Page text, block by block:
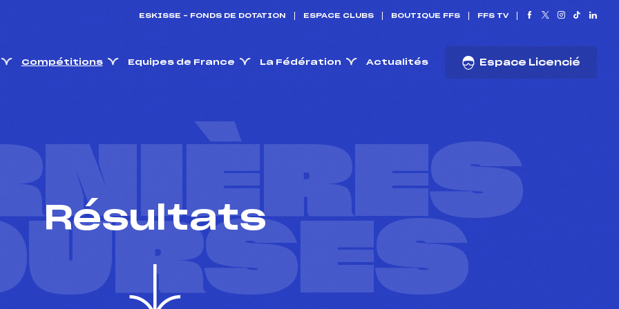
ESKISSE – FONDS DE DOTATION ESPACE CLUBS BOUTIQUE FFS FFS TV
Compétitions Equipes de France La Fédération Actualités Espace Licencié
Résultats